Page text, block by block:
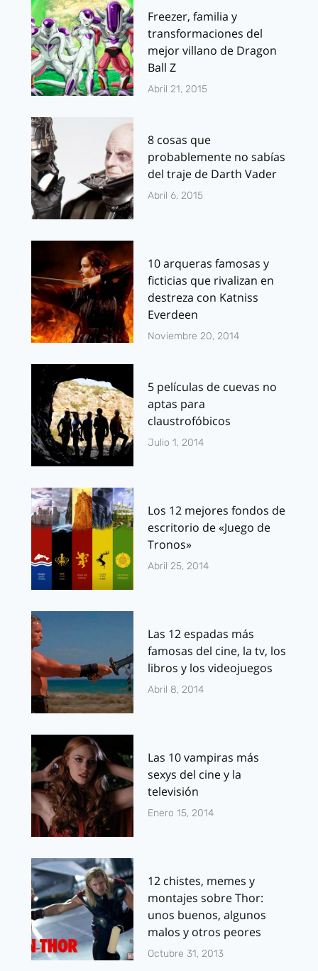
Freezer, familia y
transformaciones del
mejor villano de Dragon
Ball Z
Abril 21, 2015
8 cosas que
probablemente no sabías
del traje de Darth Vader
Abril 6, 2015
10 arqueras famosas y
ficticias que rivalizan en
destreza con Katniss
Everdeen
Noviembre 20, 2014
5 películas de cuevas no
aptas para
claustrofóbicos
Julio 1, 2014
Los 12 mejores fondos de
escritorio de «Juego de
Tronos»
Abril 25, 2014
Las 12 espadas más
famosas del cine, la tv, los
libros y los videojuegos
Abril 8, 2014
Las 10 vampiras más
sexys del cine y la
televisión
Enero 15, 2014
12 chistes, memes y
montajes sobre Thor:
unos buenos, algunos
malos y otros peores
Octubre 31, 2013